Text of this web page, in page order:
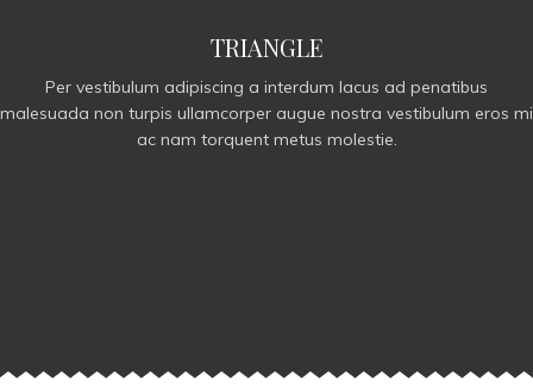
TRIANGLE
Per vestibulum adipiscing a interdum lacus ad penatibus
malesuada non turpis ullamcorper augue nostra vestibulum eros mi
ac nam torquent metus molestie.